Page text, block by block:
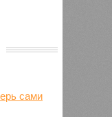
плохом